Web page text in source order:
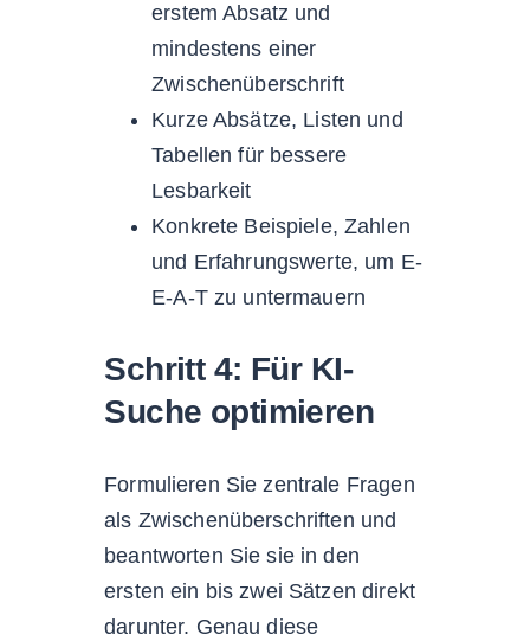
erstem Absatz und
mindestens einer
Zwischenüberschrift
Kurze Absätze, Listen und
Tabellen für bessere
Lesbarkeit
Konkrete Beispiele, Zahlen
und Erfahrungswerte, um E-
E-A-T zu untermauern
Schritt 4: Für KI-
Suche optimieren
Formulieren Sie zentrale Fragen
als Zwischenüberschriften und
beantworten Sie sie in den
ersten ein bis zwei Sätzen direkt
darunter. Genau diese